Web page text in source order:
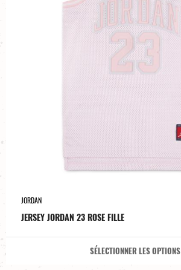
JORDAN
JERSEY JORDAN 23 ROSE FILLE
SÉLECTIONNER LES OPTIONS